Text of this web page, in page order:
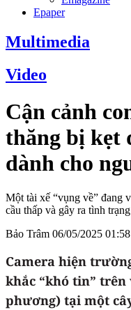
Epaper
Multimedia
Video
Cận cảnh
thăng bị kẹt
dành cho
Một tài xế “vụng về” đang
cầu thấp và gây ra tình
Bảo Trâm 06/05/2025 01:58
Camera hiện
khắc “khó tin” trên
phương) tại một